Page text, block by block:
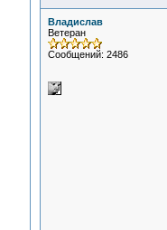
Владислав
Ветеран
Сообщений: 2486